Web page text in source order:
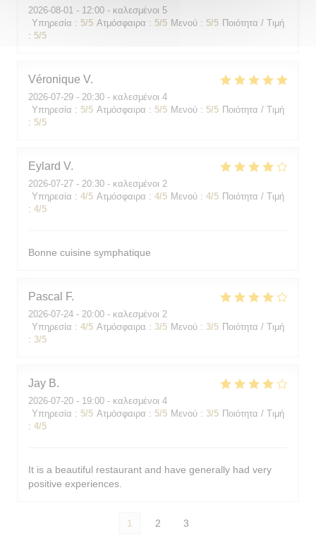
2026-08-01 - 12:00 - καλεσμένοι 5
Υπηρεσία : 5/5 Ατμόσφαιρα : 5/5 Μενού : 5/5 Ποιότητα / Τιμή
: 5/5
Véronique V
2026-07-29 - 20:30 - καλεσμένοι 4
Υπηρεσία : 5/5 Ατμόσφαιρα : 5/5 Μενού : 5/5 Ποιότητα / Τιμή
: 5/5
Eylard V
2026-07-27 - 20:30 - καλεσμένοι 2
Υπηρεσία : 4/5 Ατμόσφαιρα : 4/5 Μενού : 4/5 Ποιότητα / Τιμή
: 4/5
Bonne cuisine symphatique
Pascal F
2026-07-24 - 20:00 - καλεσμένοι 2
Υπηρεσία : 4/5 Ατμόσφαιρα : 3/5 Μενού : 3/5 Ποιότητα / Τιμή
: 3/5
Jay B
2026-07-20 - 19:00 - καλεσμένοι 4
Υπηρεσία : 5/5 Ατμόσφαιρα : 5/5 Μενού : 3/5 Ποιότητα / Τιμή
: 4/5
It is a beautiful restaurant and have generally had very
positive experiences.
1 2 3